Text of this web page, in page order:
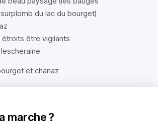
du lac du bourget)
être vigilants
et chanaz
marche ?